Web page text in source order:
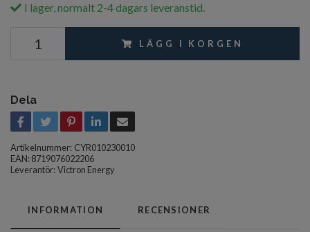
I lager, normalt 2-4 dagars leveranstid.
LÄGG I KORGEN
Dela
Artikelnummer: CYR010230010
EAN: 8719076022206
Leverantör:Victron Energy
INFORMATION RECENSIONER